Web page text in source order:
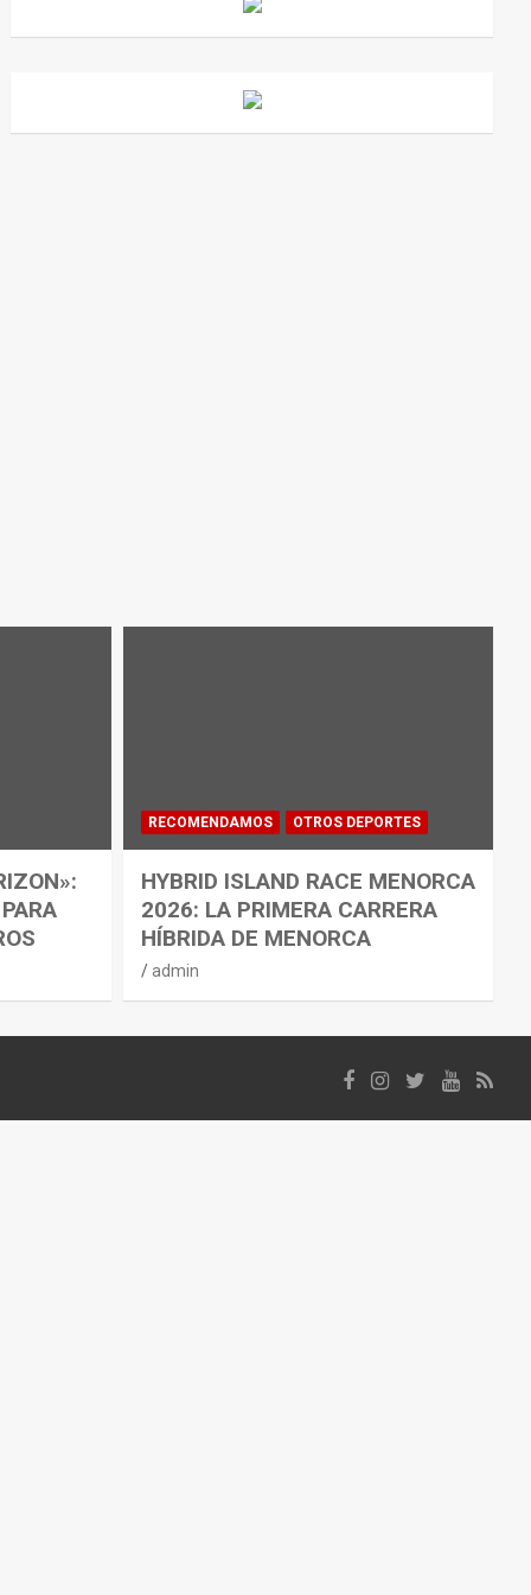
RECOMENDAMOS OTROS DEPORTES
HYBRID ISLAND RACE MENORCA
2026: LA PRIMERA CARRERA
HÍBRIDA DE MENORCA
admin